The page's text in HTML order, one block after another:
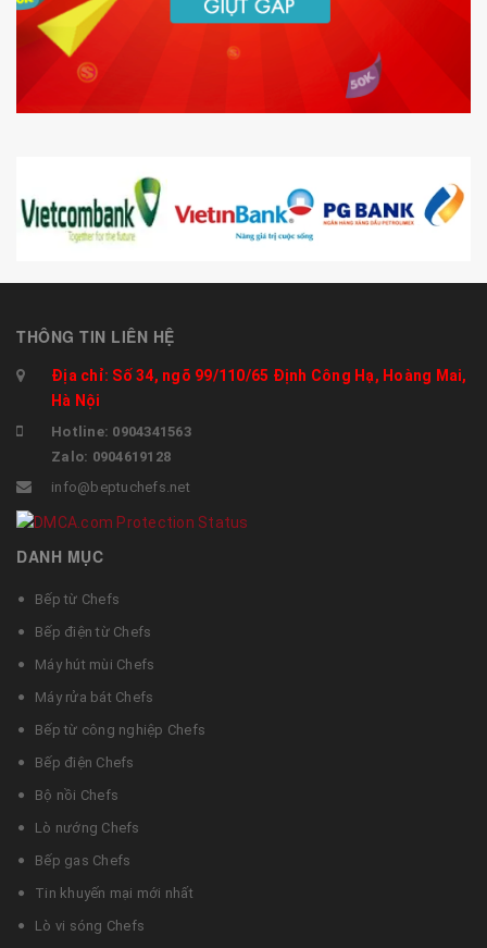
THÔNG TIN LIÊN HỆ
Địa chỉ: Số 34, ngõ 99/110/65 Định Công Hạ, Hoàng Mai,
Hà Nội
Hotline: 0904341563
Zalo: 0904619128
info@beptuchefs.net
DANH MỤC
Bếp từ Chefs
Bếp điện từ Chefs
Máy hút mùi Chefs
Máy rửa bát Chefs
Bếp từ công nghiệp Chefs
Bếp điện Chefs
Bộ nồi Chefs
Lò nướng Chefs
Bếp gas Chefs
Tin khuyến mại mới nhất
Lò vi sóng Chefs